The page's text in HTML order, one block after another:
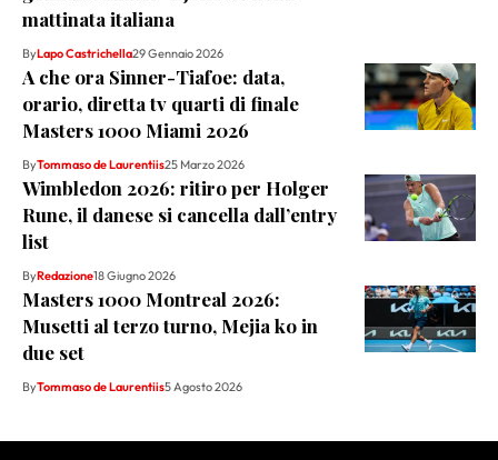
mattinata italiana
ByLapo Castrichella29 Gennaio 2026
A che ora Sinner-Tiafoe: data,
orario, diretta tv quarti di finale
Masters 1000 Miami 2026
ByTommaso de Laurentiis25 Marzo 2026
Wimbledon 2026: ritiro per Holger
Rune, il danese si cancella dall’entry
list
ByRedazione18 Giugno 2026
Masters 1000 Montreal 2026:
Musetti al terzo turno, Mejia ko in
due set
ByTommaso de Laurentiis5 Agosto 2026